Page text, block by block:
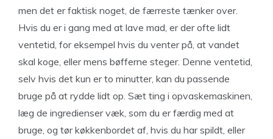
men det er faktisk noget, de færreste tænker over.
Hvis du er i gang med at lave mad, er der ofte lidt
ventetid, for eksempel hvis du venter på, at vandet
skal koge, eller mens bøfferne steger. Denne ventetid,
selv hvis det kun er to minutter, kan du passende
bruge på at rydde lidt op. Sæt ting i opvaskemaskinen,
læg de ingredienser væk, som du er færdig med at
bruge, og tør køkkenbordet af, hvis du har spildt, eller